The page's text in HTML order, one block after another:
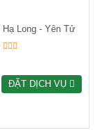
Hạ Long - Yên Tử
ĐẶT DỊCH VỤ